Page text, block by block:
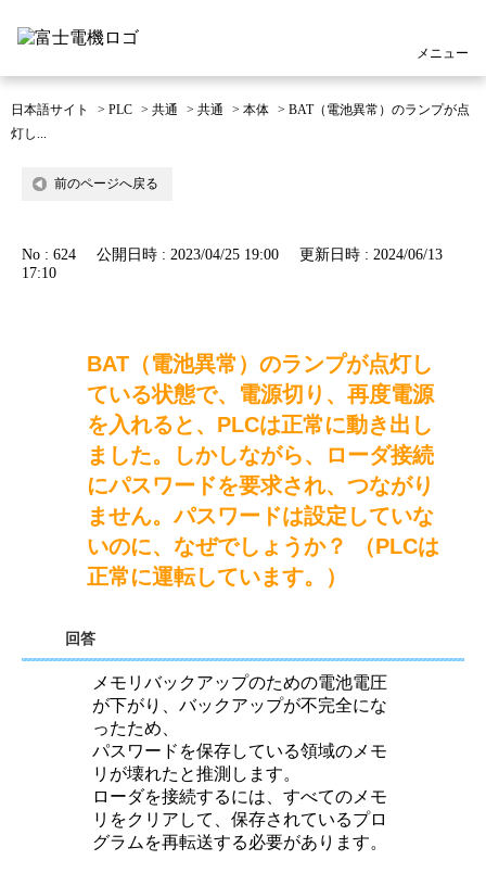
メニュー
日本語サイト > PLC > 共通 > 共通 > 本体 > BAT（電池異常）のランプが点
灯し...
前のページへ戻る
No : 624 公開日時 : 2023/04/25 19:00
更新日時 : 2024/06/13
17:10
BAT（電池異常）のランプが点灯し
ている状態で、電源切り、再度電源
を入れると、PLCは正常に動き出し
ました。しかしながら、ローダ接続
にパスワードを要求され、つながり
ません。パスワードは設定していな
いのに、なぜでしょうか？ （PLCは
正常に運転しています。）
回答
メモリバックアップのための電池電圧
が下がり、バックアップが不完全にな
ったため、
パスワードを保存している領域のメモ
リが壊れたと推測します。
ローダを接続するには、すべてのメモ
リをクリアして、保存されているプロ
グラムを再転送する必要があります。